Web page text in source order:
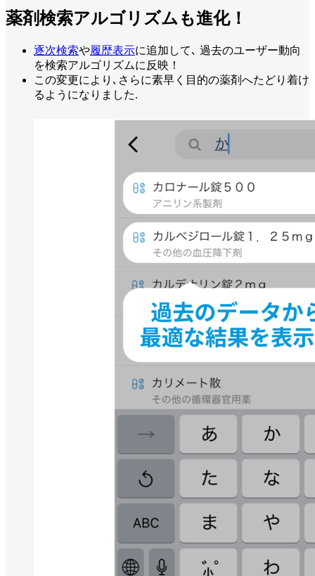
薬剤検索アルゴリズムも進化！
逐次検索や履歴表示に追加して､ 過去のユーザー動向
を検索アルゴリズムに反映！
この変更により､さらに素早く目的の薬剤へたどり着け
るようになりました.